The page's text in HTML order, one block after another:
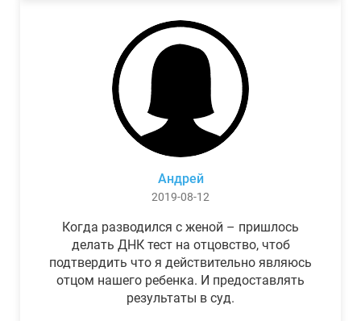
Андрей
2019-08-12
Когда разводился с женой – пришлось
делать ДНК тест на отцовство, чтоб
подтвердить что я действительно являюсь
отцом нашего ребенка. И предоставлять
результаты в суд.